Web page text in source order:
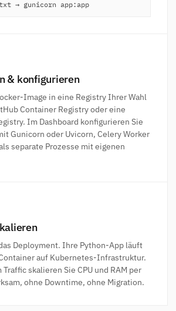
→ gunicorn app:app
& konfigurieren
Image in eine Registry Ihrer Wahl
Container Registry oder eine
Im Dashboard konfigurieren Sie
Gunicorn oder Uvicorn, Celery Worker
separate Prozesse mit eigenen
Deployment. Ihre Python-App läuft
auf Kubernetes-Infrastruktur.
skalieren Sie CPU und RAM per
ohne Downtime, ohne Migration.